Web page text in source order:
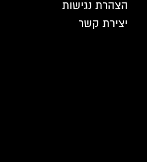
הצהרת נגישות
יצירת קשר